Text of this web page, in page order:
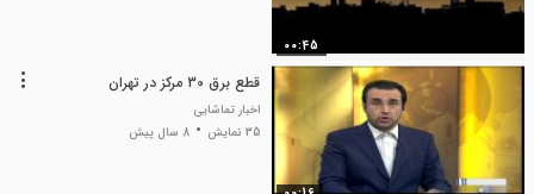
00:45
قطع برق 30 مرکز در تهران
اخبار تماشایی
35 نمایش
8 سال پیش